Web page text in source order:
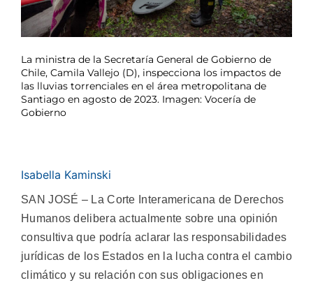
La ministra de la Secretaría General de Gobierno de
Chile, Camila Vallejo (D), inspecciona los impactos de
las lluvias torrenciales en el área metropolitana de
Santiago en agosto de 2023. Imagen: Vocería de
Gobierno
Isabella Kaminski
SAN JOSÉ – La Corte Interamericana de Derechos
Humanos delibera actualmente sobre una opinión
consultiva que podría aclarar las responsabilidades
jurídicas de los Estados en la lucha contra el cambio
climático y su relación con sus obligaciones en